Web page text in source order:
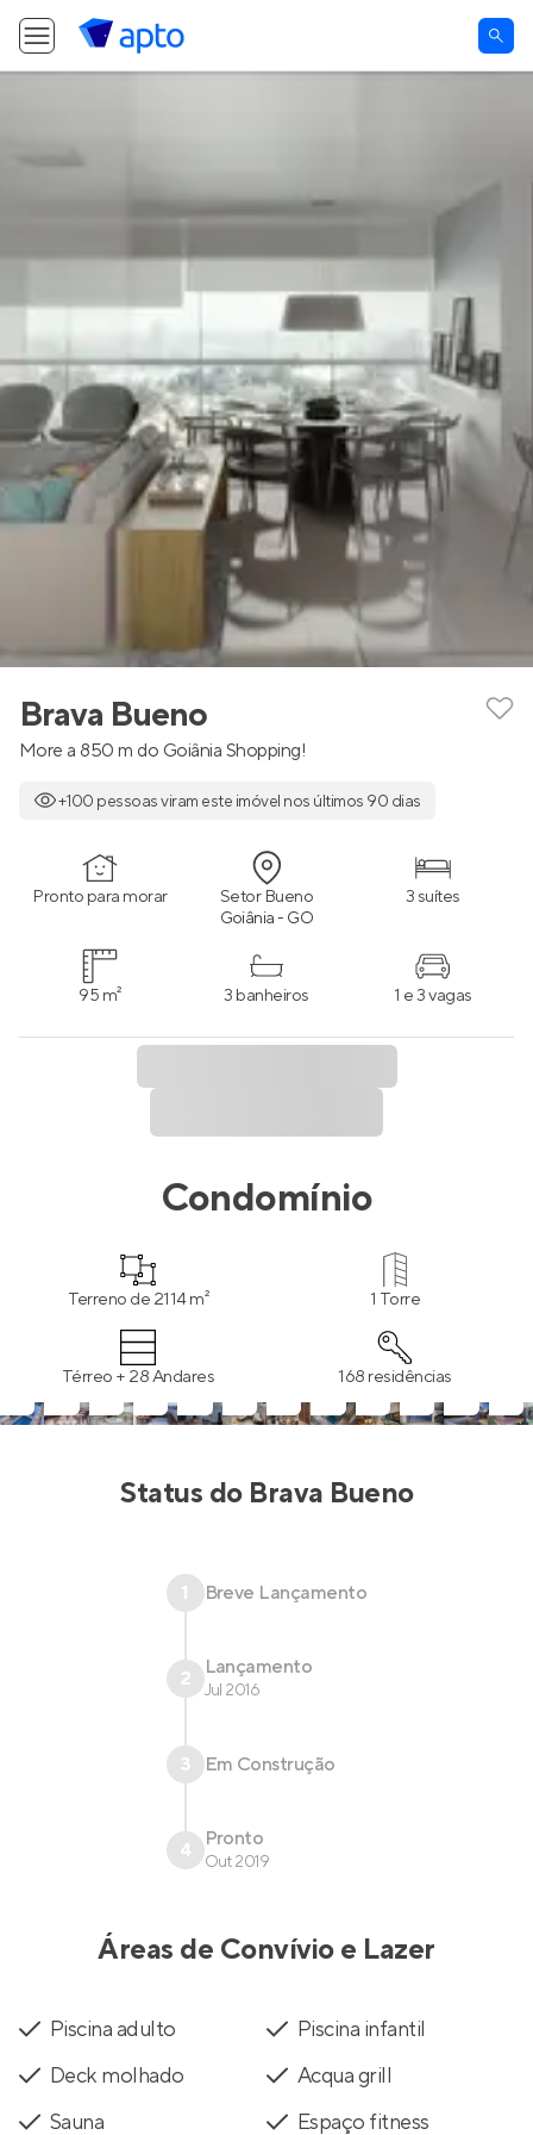
Brava Bueno
More a 850 m do Goiânia Shopping!
+100 pessoas viram este imóvel nos últimos 90 dias
Pronto para morar Setor Bueno
Goiânia - GO
3 suítes
95 m² 3 banheiros 1 e 3 vagas
Condomínio
Terreno de 2114 m² 1 Torre
Térreo + 28 Andares 168 residências
Status do Brava Bueno
1 Breve Lançamento
2 Lançamento
Jul 2016
3 Em Construção
4 Pronto
Out 2019
Áreas de Convívio e Lazer
Piscina adulto
Piscina infantil
Deck molhado
Acqua grill
Sauna
Espaço fitness